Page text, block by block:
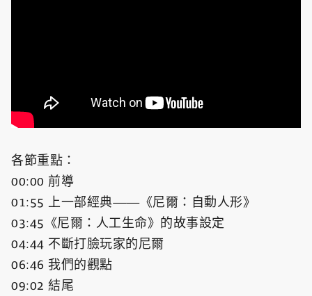
各節重點：
00:00​ 前導
01:55​ 上一部經典——《尼爾：自動人形》
03:45​《尼爾：人工生命》的故事設定
04:44​ 不斷打臉玩家的尼爾
06:46​ 我們的觀點
09:02​ 結尾